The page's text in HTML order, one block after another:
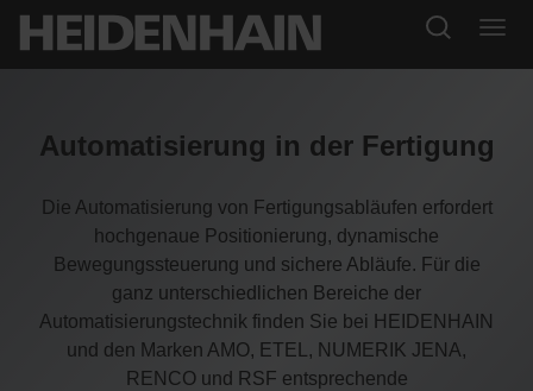
Automatisierung in der Fertigung
Die Automatisierung von Fertigungsabläufen erfordert
hochgenaue Positionierung, dynamische
Bewegungssteuerung und sichere Abläufe. Für die
ganz unterschiedlichen Bereiche der
Automatisierungstechnik finden Sie bei HEIDENHAIN
und den Marken AMO, ETEL, NUMERIK JENA,
RENCO und RSF entsprechende